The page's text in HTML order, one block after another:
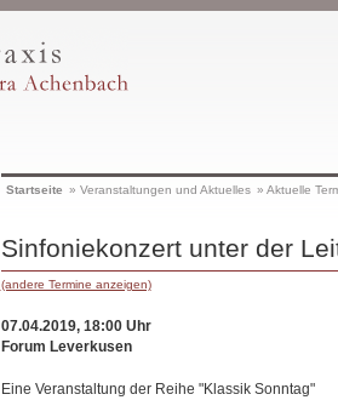
Startseite » Veranstaltungen und Aktuelles » Aktuelle
Sinfoniekonzert unter der
(andere Termine anzeigen)
07.04.2019, 18:00 Uhr
Forum Leverkusen
Eine Veranstaltung der Reihe "Klassik Sonntag"